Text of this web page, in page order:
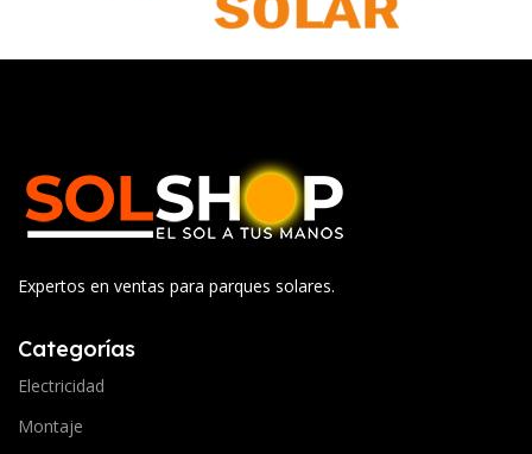
Expertos en ventas para parques solares.
Categorías
Electricidad
Montaje